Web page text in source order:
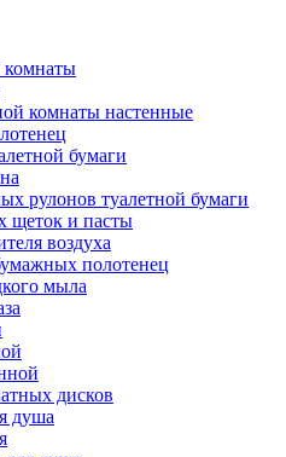
комнаты
комнаты настенные
бумаги
рулонов туалетной бумаги
щеток и пасты
воздуха
полотенец
мыла
дисков
душа